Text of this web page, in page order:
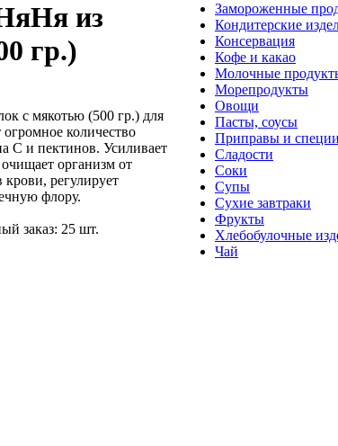
из
гр.)
с мякотью (500 гр.) для
количество
С и пектинов. Усиливает
организм от
крови, регулирует
флору.
заказ: 25 шт.
Замороженные
Кондитерские
Консервация
Кофе и какао
Молочные
Морепродукты
Овощи
Пасты, соусы
Приправы и специи
Сладости
Соки
Супы
Сухие завтраки
Фрукты
Хлебобулочные
Чай